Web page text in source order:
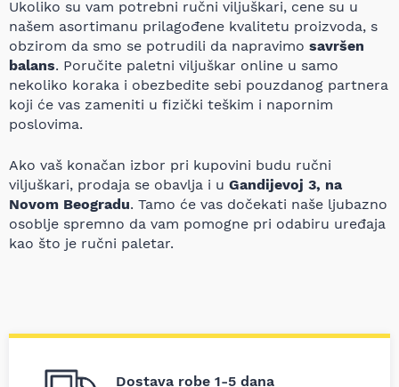
Ukoliko su vam potrebni ručni viljuškari, cene su u
našem asortimanu prilagođene kvalitetu proizvoda, s
obzirom da smo se potrudili da napravimo savršen
balans. Poručite paletni viljuškar online u samo
nekoliko koraka i obezbedite sebi pouzdanog partnera
koji će vas zameniti u fizički teškim i napornim
poslovima.
Ako vaš konačan izbor pri kupovini budu ručni
viljuškari, prodaja se obavlja i u Gandijevoj 3, na
Novom Beogradu. Tamo će vas dočekati naše ljubazno
osoblje spremno da vam pomogne pri odabiru uređaja
kao što je ručni paletar.
Dostava robe 1-5 dana